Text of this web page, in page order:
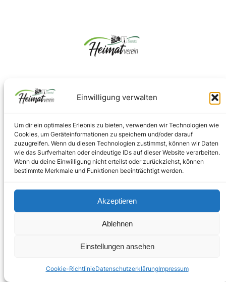
Einwilligung verwalten
Um dir ein optimales Erlebnis zu bieten, verwenden wir Technologien wie
Cookies, um Geräteinformationen zu speichern und/oder darauf
zuzugreifen. Wenn du diesen Technologien zustimmst, können wir Daten
wie das Surfverhalten oder eindeutige IDs auf dieser Website verarbeiten.
Wenn du deine Einwilligung nicht erteilst oder zurückziehst, können
bestimmte Merkmale und Funktionen beeinträchtigt werden.
Akzeptieren
Ablehnen
Einstellungen ansehen
Cookie-RichtlinieDatenschutzerklärungImpressum
Impressum–Datenschutz
Copyright © 2024